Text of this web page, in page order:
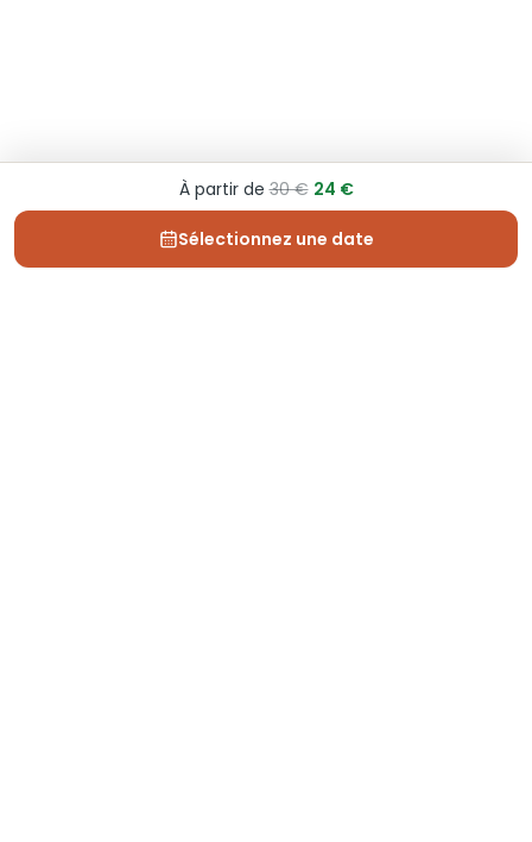
À partir de 30 € 24 €
Sélectionnez une date